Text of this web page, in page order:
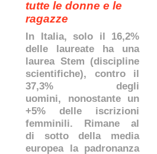
tutte le donne e le
ragazze
In Italia, solo il 16,2%
delle laureate ha una
laurea Stem (discipline
scientifiche), contro il
37,3% degli
uomini, nonostante un
+5% delle iscrizioni
femminili. Rimane al
di sotto della media
europea la padronanza